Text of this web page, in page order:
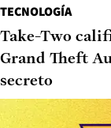
TECNOLOGÍA
Take-Two
Grand Theft
secreto